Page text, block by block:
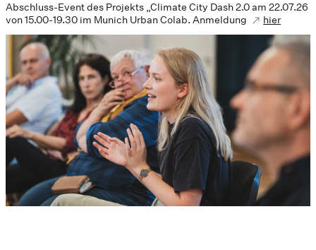
Abschluss-Event des Projekts „Climate City Dash 2.0 am 22.07.26
von 15.00-19.30 im Munich Urban Colab. Anmeldung
hier